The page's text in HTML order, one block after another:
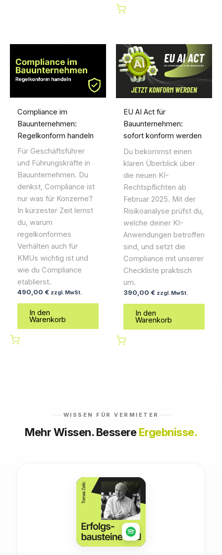
Compliance im
Bauunternehmen:
Regelkonform handeln
Für Geschäftsführer
und Führungskräfte in
Bauunternehmen. Du
denkst, Compliance ist
nur was für Konzerne?
In kürzester Zeit lernst
du, warum
regelkonformes
Verhälten auch für
KMUs wichtig ist und
wie du Compliance
etablierst.
490,00 € zzgl. MwSt.
In den
Warenkorb
EU AI Act für
Bauunternehmen:
sofort konform werden
Du bekommst einen
klaren Überblick über
die neuen KI-
Rechtspflichten ab
Februar 2025. Mit der
Risikoanalyse prüfst du,
welche deiner KI-
Anwendungen betroffen
sind, und setzt die
Compliance mit unserer
Checkliste praktisch
um.
390,00 € zzgl. MwSt.
In den
Warenkorb
WISSEN FÜR VERMIETER
Mehr Wissen. BessereErgebnisse.